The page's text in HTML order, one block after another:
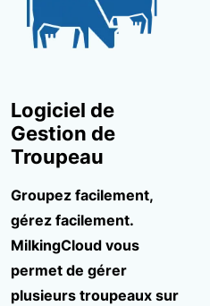
Logiciel de
Gestion de
Troupeau
Groupez facilement,
gérez facilement.
MilkingCloud vous
permet de gérer
plusieurs troupeaux sur